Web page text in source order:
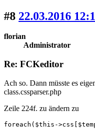
#8 22.03.2016
florian
Administrator
Re: FCKeditor
Ach so. Dann müsste es
class.cssparser.php
Zeile 224f. zu ändern zu
foreach($this-